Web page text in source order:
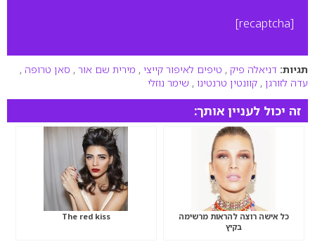
[recaptcha]
תגיות: דניאלה פיק , טיפים לאיפור קייצי , מירית שם אור , סאן טרופה ,
עדה לזורגן , קוונטין טרנטינו , שימר נוזלי
זה יכול לעניין אותך:
כל אישה רוצה להראות מרשימה
בקיץ
The red kiss